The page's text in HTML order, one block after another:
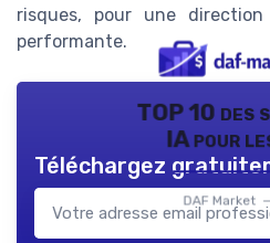
risques, pour une
performante.
TOP 10 des
IA pour
DAF Market
Téléchargez